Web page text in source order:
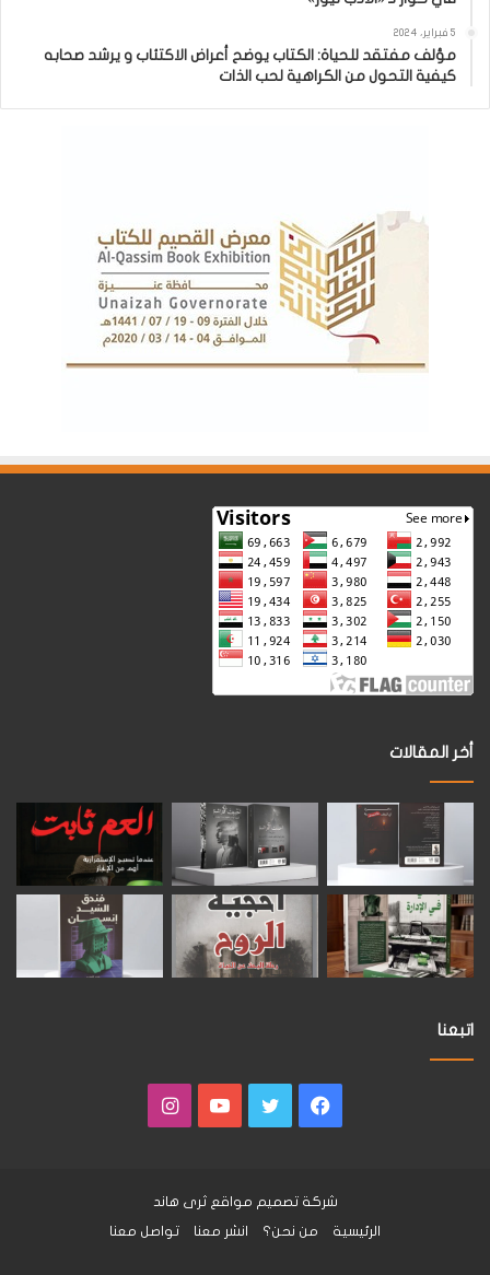
5 فبراير، 2024
مؤلف مفتقد للحياة: الكتاب يوضح أعراض الاكتئاب و يرشد صحابه
كيفية التحول من الكراهية لحب الذات
أخر المقالات
اتبعنا
فيسبوكتويتر يوتيوبانستقرام
شركة تصميم مواقع ثرى هاند
الرئيسية
من نحن؟ انشر معنا تواصل معنا